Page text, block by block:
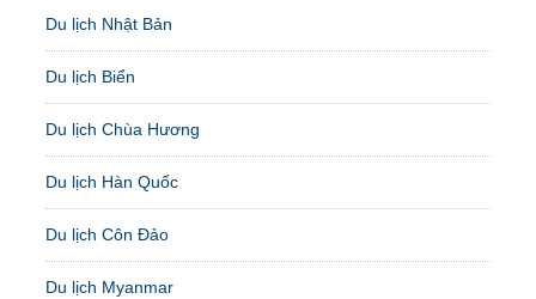
Du lịch Nhật Bản
Du lịch Biển
Du lịch Chùa Hương
Du lịch Hàn Quốc
Du lịch Côn Đảo
Du lịch Myanmar